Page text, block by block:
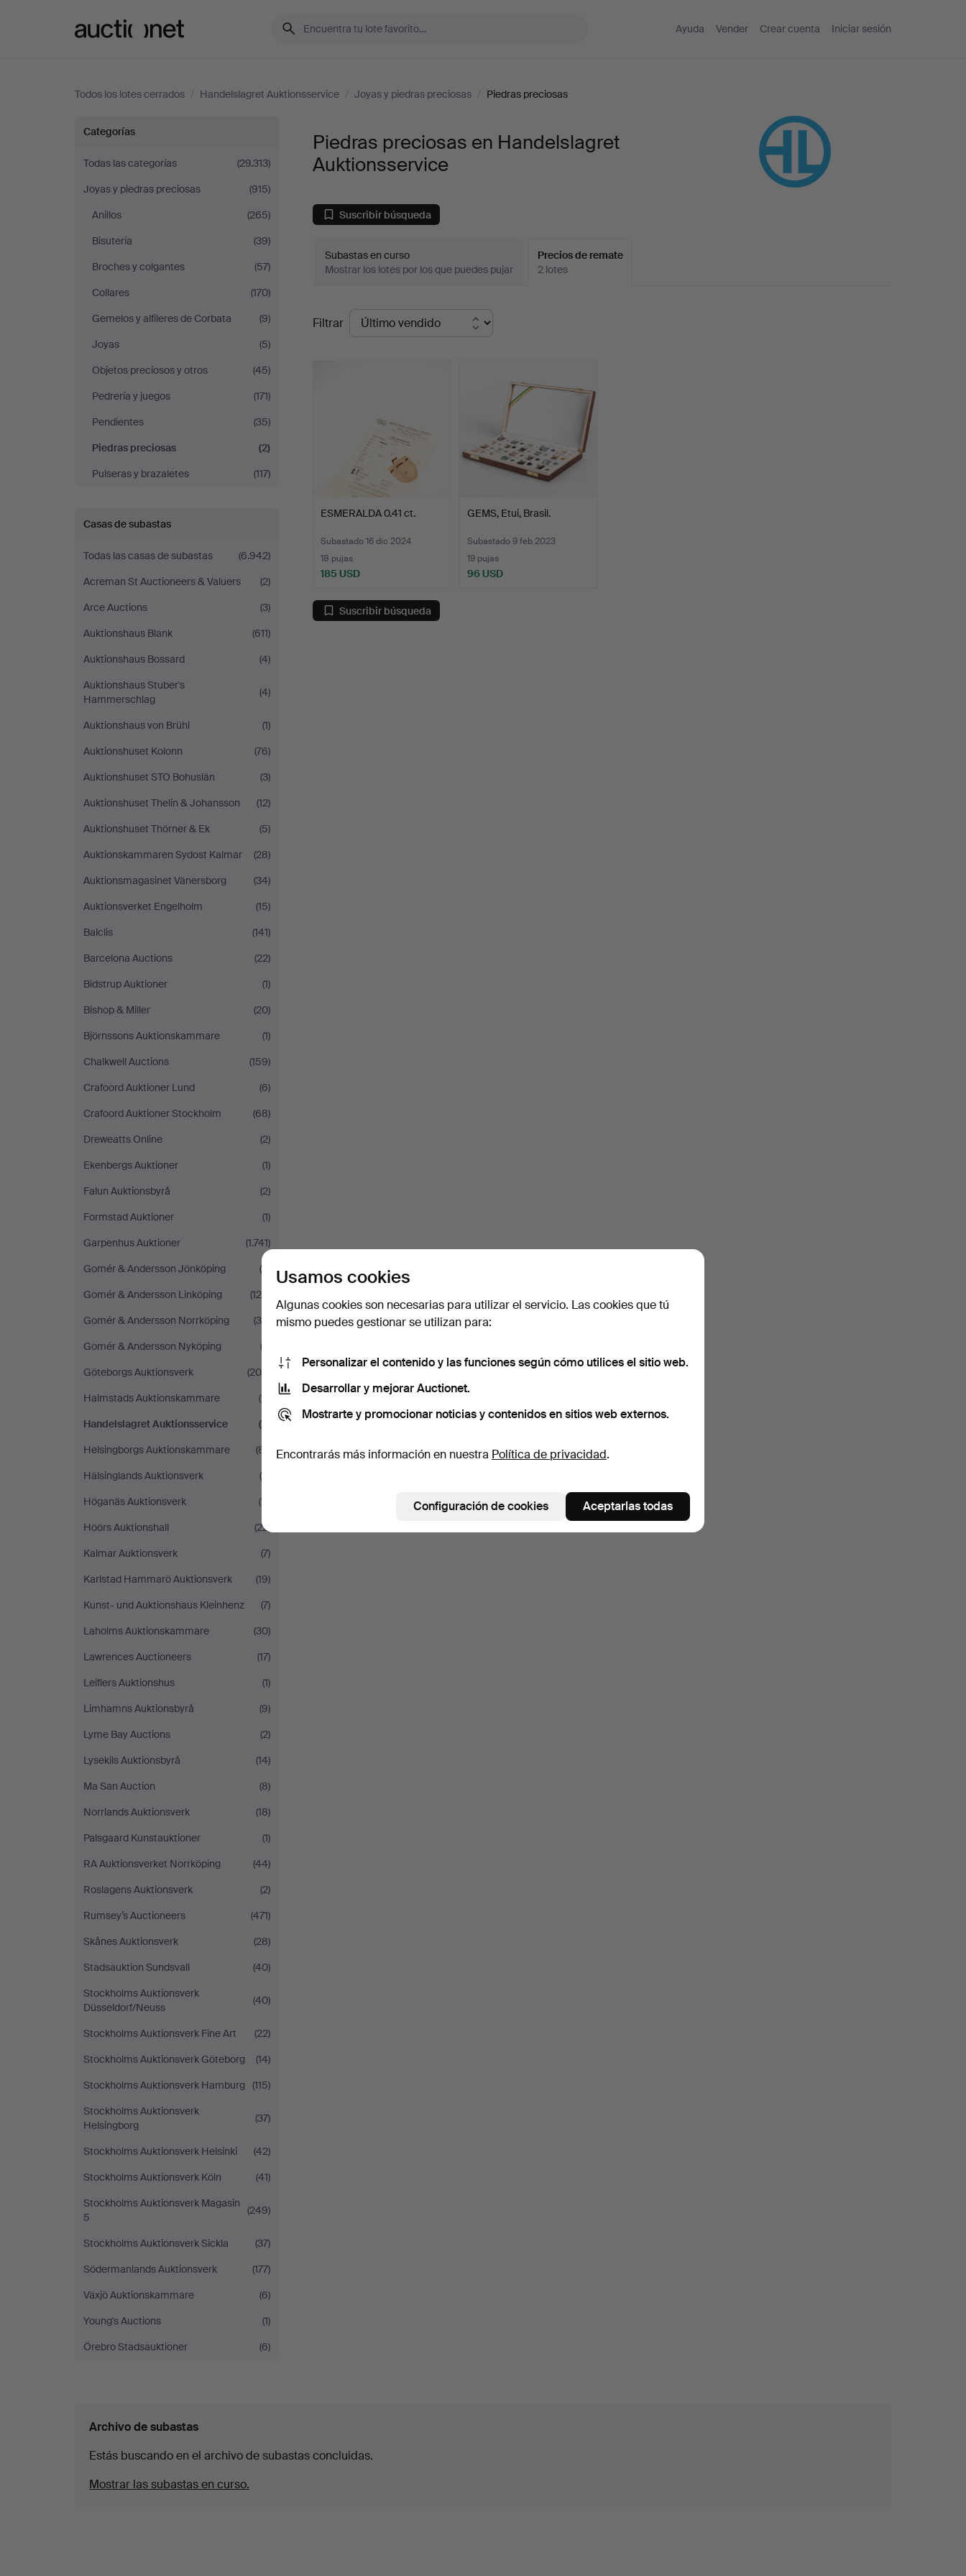
Ayuda Vender Crear cuenta Iniciar sesión
Todos los lotes cerrados / Handelslagret Auktionsservice / Joyas y piedras preciosas / Piedras preciosas
Piedras
preciosas
en
Handelslagret
Auktionsservice
Categorías
Todas las categorías
(29.313)
Joyas y piedras preciosas
(915)
Anillos
(265)
Bisutería
(39)
Broches y colgantes
(57)
Collares
(170)
Gemelos y alfileres de Corbata
(9)
Joyas
(5)
Objetos preciosos y otros
(45)
Pedrería y juegos
(171)
Pendientes
(35)
Piedras preciosas
(2)
Pulseras y brazaletes
(117)
Casas de subastas
Todas las casas de subastas
(6.942)
Acreman St Auctioneers & Valuers
(2)
Arce Auctions
(3)
Auktionshaus Blank
(611)
Auktionshaus Bossard
(4)
Auktionshaus Stuber's
Hammerschlag
(4)
Auktionshaus von Brühl
(1)
Auktionshuset Kolonn
(76)
Auktionshuset STO Bohuslän
(3)
Auktionshuset Thelin & Johansson
(12)
Auktionshuset Thörner & Ek
(5)
Auktionskammaren Sydost Kalmar
(28)
Auktionsmagasinet Vänersborg
(34)
Auktionsverket Engelholm
(15)
Balclis
(141)
Barcelona Auctions
(22)
Bidstrup Auktioner
(1)
Bishop & Miller
(20)
Björnssons Auktionskammare
(1)
Chalkwell Auctions
(159)
Crafoord Auktioner Lund
(6)
Crafoord Auktioner Stockholm
(68)
Dreweatts Online
(2)
Ekenbergs Auktioner
(1)
Falun Auktionsbyrå
(2)
Formstad Auktioner
(1)
Garpenhus Auktioner
(1.741)
Gomér & Andersson Jönköping
(4)
Gomér & Andersson Linköping
(129)
Gomér & Andersson Norrköping
(30)
Gomér & Andersson Nyköping
(2)
Göteborgs Auktionsverk
(204)
Halmstads Auktionskammare
(11)
Handelslagret Auktionsservice
(2)
Helsingborgs Auktionskammare
(81)
Hälsinglands Auktionsverk
(4)
Höganäs Auktionsverk
(11)
Höörs Auktionshall
(22)
Kalmar Auktionsverk
(7)
Karlstad Hammarö Auktionsverk
(19)
Kunst- und Auktionshaus Kleinhenz
(7)
Laholms Auktionskammare
(30)
Lawrences Auctioneers
(17)
Leiflers Auktionshus
(1)
Limhamns Auktionsbyrå
(9)
Lyme Bay Auctions
(2)
Lysekils Auktionsbyrå
(14)
Ma San Auction
(8)
Norrlands Auktionsverk
(18)
Palsgaard Kunstauktioner
(1)
RA Auktionsverket Norrköping
(44)
Roslagens Auktionsverk
(2)
Rumsey’s Auctioneers
(471)
Skånes Auktionsverk
(28)
Stadsauktion Sundsvall
(40)
Stockholms Auktionsverk
Düsseldorf/Neuss
(40)
Stockholms Auktionsverk Fine Art
(22)
Stockholms Auktionsverk Göteborg
(14)
Stockholms Auktionsverk Hamburg (115)
Stockholms Auktionsverk
Helsingborg
(37)
Stockholms Auktionsverk Helsinki
(42)
Stockholms Auktionsverk Köln
(41)
Stockholms Auktionsverk Magasin
5
(249)
Stockholms Auktionsverk Sickla
(37)
Södermanlands Auktionsverk
(177)
Växjö Auktionskammare
(6)
Young's Auctions
(1)
Örebro Stadsauktioner
(6)
Piedras preciosas en Handelslagret
Auktionsservice
Suscribir búsqueda
Subastas en curso
Mostrar los lotes por los que puedes pujar
Precios de remate
2 lotes
Precios
de
Filtrar
ESMERALDA 0.41 ct.
Subastado 16 dic 2024
18 pujas
185 USD
GEMS, Etui, Brasil.
Subastado 9 feb 2023
19 pujas
96 USD
Suscribir búsqueda
Archivo de subastas
Estás buscando en el archivo de subastas concluidas.
Mostrar las subastas en curso.
Usamos cookies
Algunas cookies son necesarias para utilizar el servicio. Las cookies que tú
mismo puedes gestionar se utilizan para:
Personalizar el contenido y las funciones según cómo utilices el sitio web.
Desarrollar y mejorar Auctionet.
Mostrarte y promocionar noticias y contenidos en sitios web externos.
Encontrarás más información en nuestra Política de privacidad.
Configuración de cookies Aceptarlas todas